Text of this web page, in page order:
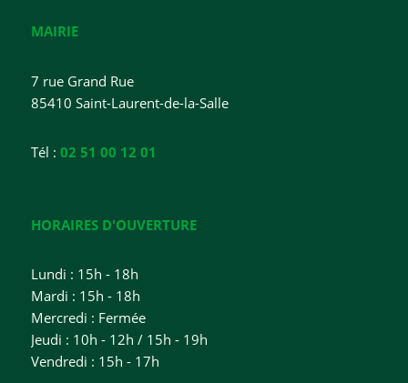
MAIRIE
7 rue Grand Rue
85410 Saint-Laurent-de-la-Salle
Tél : 02 51 00 12 01
HORAIRES D'OUVERTURE
Lundi : 15h - 18h
Mardi : 15h - 18h
Mercredi : Fermée
Jeudi : 10h - 12h / 15h - 19h
Vendredi : 15h - 17h